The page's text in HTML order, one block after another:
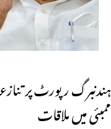
ہندنبرگ رپورٹ پر
ممبئی میں ملاقات